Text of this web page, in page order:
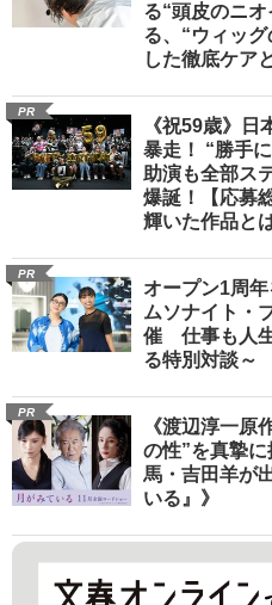
る“頭皮のニ
る、“ウィッ
した徹底ケア
PR
《祝59歳》
暴走！ “勝手
助演も全部ス
爆誕！【応募
輝いた作品と
PR
オープン1周
ムソナイト・
催 仕事も人
る特別対談～
PR
《渡辺淳一原
の性”を真摯
馬・吉田羊が
いる』》